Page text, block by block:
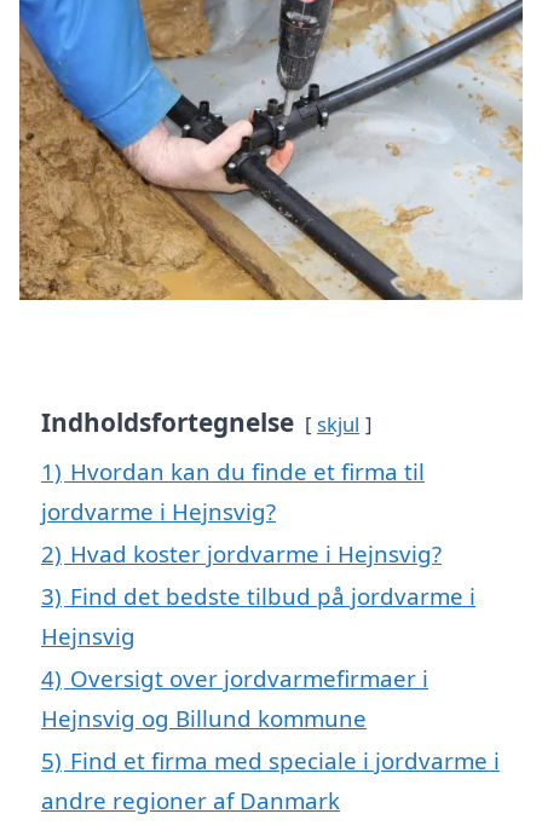
Indholdsfortegnelse skjul
1) Hvordan kan du finde et firma til
jordvarme i Hejnsvig?
2) Hvad koster jordvarme i Hejnsvig?
3) Find det bedste tilbud på jordvarme i
Hejnsvig
4) Oversigt over jordvarmefirmaer i
Hejnsvig og Billund kommune
5) Find et firma med speciale i jordvarme i
andre regioner af Danmark